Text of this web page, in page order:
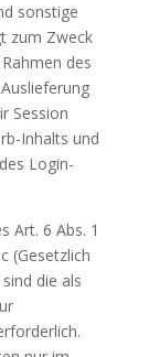
sonstige
zum Zweck
des
Session
Inhalts und
Login-
Art. 6 Abs. 1
(Gesetzlich
die als